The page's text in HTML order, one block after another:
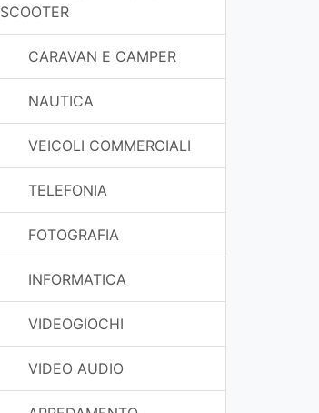
SCOOTER
CARAVAN E CAMPER
NAUTICA
VEICOLI COMMERCIALI
TELEFONIA
FOTOGRAFIA
INFORMATICA
VIDEOGIOCHI
VIDEO AUDIO